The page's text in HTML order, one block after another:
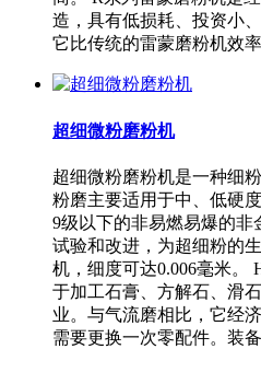
造，具有低损耗、投资小
它比传统的雷蒙磨粉机效率
超细微粉磨粉机
超细微粉磨粉机是一种细
粉磨主要适用于中、低硬
9级以下的非易燃易爆的非
试验和改进，为超细粉的
机，细度可达0.006毫米。
于加工石膏、方解石、滑
业。与气流磨相比，它经
需要更换一次零配件。装